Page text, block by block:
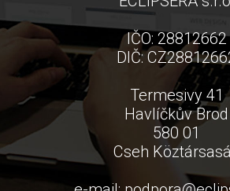
IČO: 28812662
DIČ:
Termesivy 41
Havlíčkův Brod
580 01
Cseh